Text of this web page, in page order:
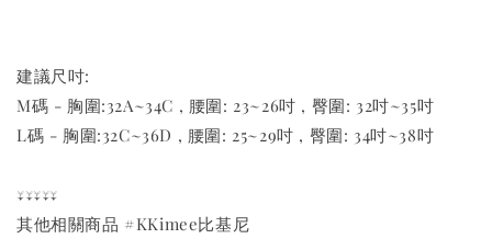
建議尺吋:
M碼 - 胸圍:32A~34C , 腰圍: 23~26吋 , 臀圍: 32吋~35吋
L碼 - 胸圍:32C~36D , 腰圍: 25~29吋 , 臀圍: 34吋~38吋
↓↓↓↓↓
其他相關商品 #KKimee比基尼